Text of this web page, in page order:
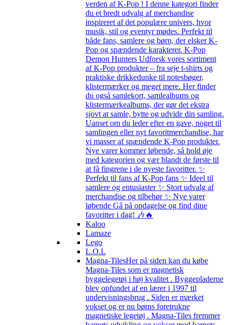
verden af K-Pop ! I denne kategori finder
du et bredt udvalg af merchandise
inspireret af det populære univers, hvor
musik, stil og eventyr mødes. Perfekt til
både fans, samlere og børn, der elsker K-
Pop og spændende karakterer. K-Pop
Demon Hunters Udforsk vores sortiment
af K-Pop produkter – fra seje t-shirts og
praktiske drikkedunke til notesbøger,
klistermærker og meget mere. Her finder
du også samlekort, samlealbums og
klistermærkealbums, der gør det ekstra
sjovt at samle, bytte og udvide din samling.
Uanset om du leder efter en gave, noget til
samlingen eller nyt favoritmerchandise, har
vi masser af spændende K-Pop produkter.
Nye varer kommer løbende, så hold øje
med kategorien og vær blandt de første til
at få fingrene i de nyeste favoritter. ✨
Perfekt til fans af K-Pop fans ✨ Ideel til
samlere og entusiaster ✨ Stort udvalg af
merchandise og tilbehør ✨ Nye varer
løbende Gå på opdagelse og find dine
favoritter i dag! 🎶🔥
Kaloo
Lamaze
Lego
L.O.L
Magna-TilesHer på siden kan du købe
Magna-Tiles som er magnetisk
byggelegetøj i høj kvalitet . Byggepladerne
blev opfundet af en lærer i 1997 til
undervisningsbrug . Siden er mærket
vokset og er nu børns foretrukne
magnetiske legetøj . Magna-Tiles fremmer